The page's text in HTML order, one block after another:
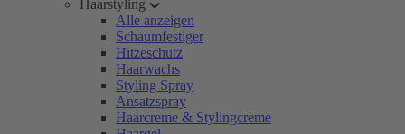
Haarstyling
Alle anzeigen
Schaumfestiger
Hitzeschutz
Haarwachs
Styling Spray
Ansatzspray
Haarcreme & Stylingcreme